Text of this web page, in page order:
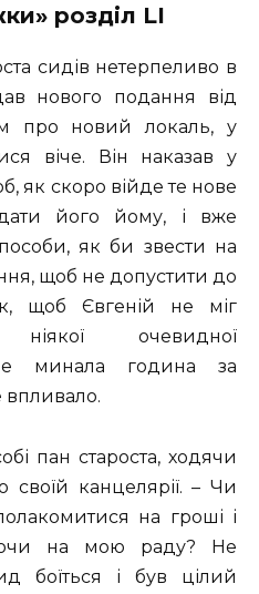
розділ LI
сидів нетерпеливо в
нового подання від
про новий локаль, у
віче. Він наказав у
як скоро війде те нове
його йому, і вже
як би звести на
щоб не допустити до
щоб Євгеній не міг
очевидної
минала година за
пан староста, ходячи
канцелярії. – Чи
на гроші і
на мою раду? Не
боїться і був цілий